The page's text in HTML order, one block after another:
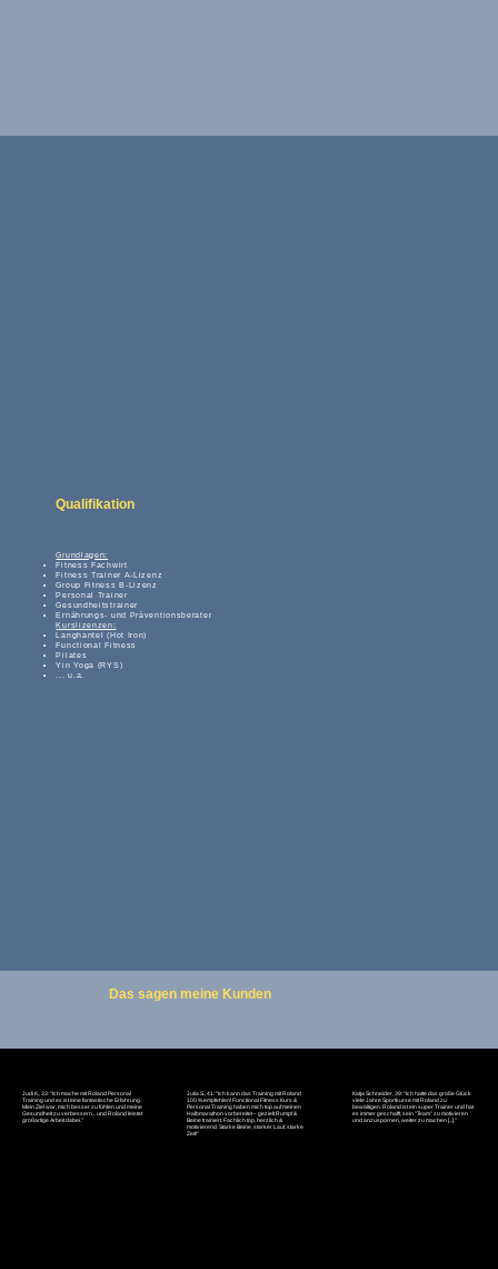
Qualifikation
Grundlagen:
Fitness Fachwirt
Fitness Trainer A-Lizenz
Group Fitness B-Lizenz
Personal Trainer
Gesundheitstrainer
Ernährungs- und Präventionsberater
Kurslizenzen:​
Langhantel (Hot Iron)
Functional Fitness
Pilates
Yin Yoga (RYS)
... u.a.
Das sagen meine Kunden
Judi K., 33: "Ich mache mit Roland Personal
Training und es ist eine fantastische Erfahrung.
Mein Ziel war, mich besser zu fühlen und meine
Gesundheit zu verbessern... und Roland leistet
großartige Arbeit dabei."
Julia S., 41: "Ich kann das Training mit Roland
100 % empfehlen! Functional Fitness Kurs &
Personal Training haben mich top auf meinen
Halbmarathon vorbereitet – gezielt Rumpf &
Beine trainiert. Fachlich top, herzlich &
motivierend. Starke Beine, starker Lauf, starke
Zeit!"
Katja Schneider, 39: "Ich hatte das große Glück
viele Jahre Sportkurse mit Roland zu
bewältigen. Roland ist ein super Trainer und hat
es immer geschafft, sein "Team" zu motivieren
und anzuspornen, weiter zu machen [...]."